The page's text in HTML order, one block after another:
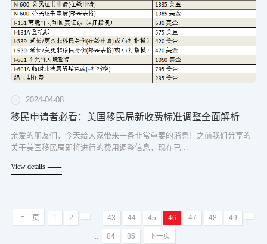
2024-04-08
移民申请者必看：美国移民局新收费标准调整全面解析
亲爱的朋友们，今天给大家带来一条非常重要的消息！之前我们分享的
关于美国移民局即将进行的费用调整信息，现在已...
View details
上一页 1 2 ... 43 44 45 46 47 48 49
... 84 85 下一页